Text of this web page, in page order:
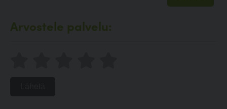
Arvostele palvelu: